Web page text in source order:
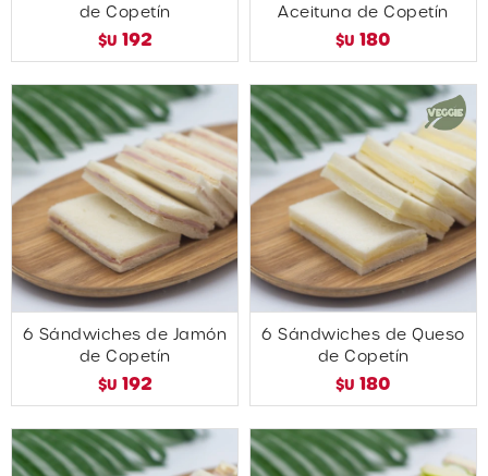
de Copetín
$U 192
Aceituna de Copetín
$U 180
6 Sándwiches de Jamón
de Copetín
$U 192
6 Sándwiches de Queso
de Copetín
$U 180